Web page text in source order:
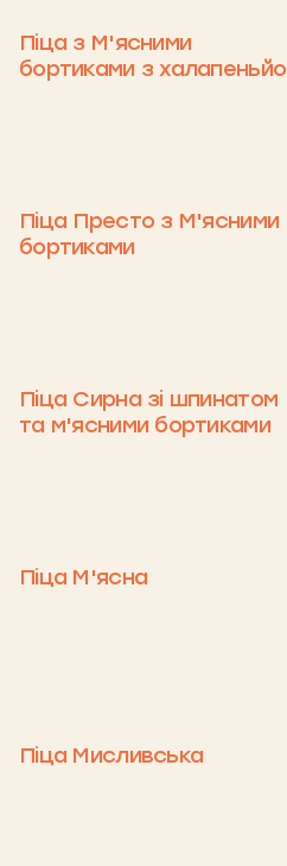
Піца з М'ясними
бортиками з халапеньйо
Піца Престо з М'ясними
бортиками
Піца Сирна зі шпинатом
та м'ясними бортиками
Піца М'ясна
Піца Мисливська